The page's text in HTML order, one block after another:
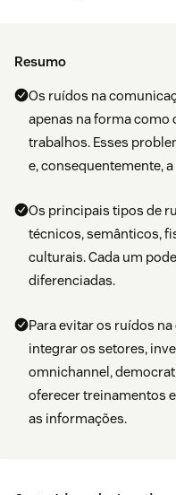
Resumo
Os ruídos na
apenas na forma como
trabalhos. Esses
e, consequentemente,
Os principais tipos de
técnicos, semânticos,
culturais. Cada um
diferenciadas.
Para evitar os ruídos
integrar os setores,
omnichannel,
oferecer treinamentos
as informações.